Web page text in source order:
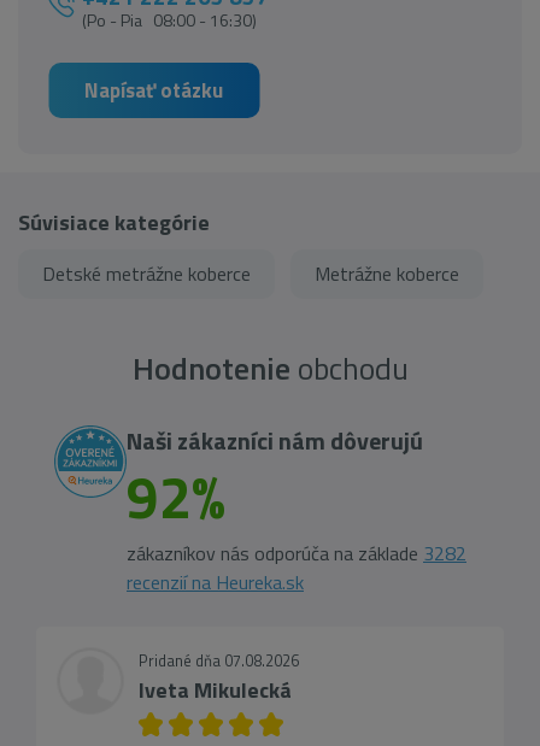
(Po - Pia 08:00 - 16:30)
Napísať otázku
Súvisiace kategórie
Detské metrážne koberce Metrážne koberce
Hodnotenie obchodu
Naši zákazníci nám dôverujú
92%
zákazníkov nás odporúča na základe 3282
recenzií na Heureka.sk
Pridané dňa 07.08.2026
Iveta Mikulecká